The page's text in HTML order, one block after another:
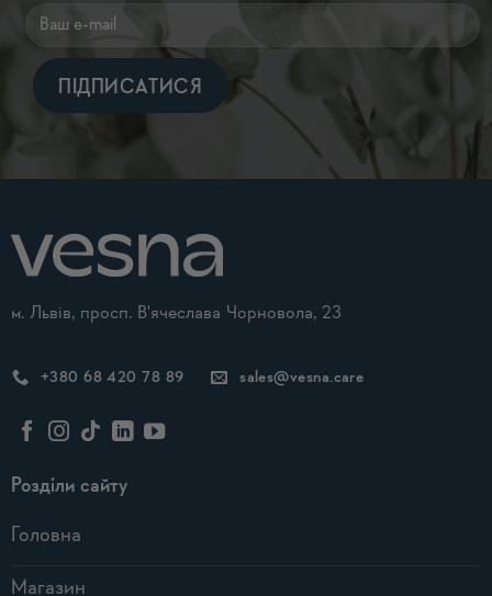
м. Львів, просп. В'ячеслава Чорновола, 23
+380 68 420 78 89 sales@vesna.care
Розділи сайту
Головна
Магазин